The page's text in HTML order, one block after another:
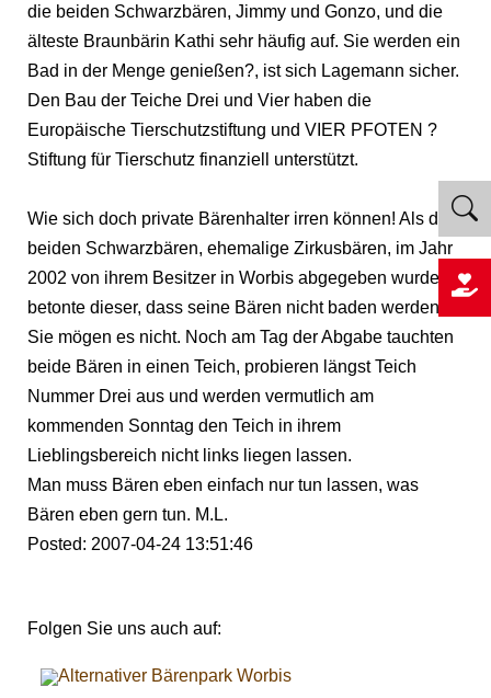
die beiden Schwarzbären, Jimmy und Gonzo, und die
älteste Braunbärin Kathi sehr häufig auf. Sie werden ein
Bad in der Menge genießen?, ist sich Lagemann sicher.
Den Bau der Teiche Drei und Vier haben die
Europäische Tierschutzstiftung und VIER PFOTEN ?
Stiftung für Tierschutz finanziell unterstützt.
Wie sich doch private Bärenhalter irren können! Als die
beiden Schwarzbären, ehemalige Zirkusbären, im Jahr
2002 von ihrem Besitzer in Worbis abgegeben wurden,
betonte dieser, dass seine Bären nicht baden werden.
Sie mögen es nicht. Noch am Tag der Abgabe tauchten
beide Bären in einen Teich, probieren längst Teich
Nummer Drei aus und werden vermutlich am
kommenden Sonntag den Teich in ihrem
Lieblingsbereich nicht links liegen lassen.
Man muss Bären eben einfach nur tun lassen, was
Bären eben gern tun. M.L.
Posted: 2007-04-24 13:51:46
Folgen Sie uns auch auf: